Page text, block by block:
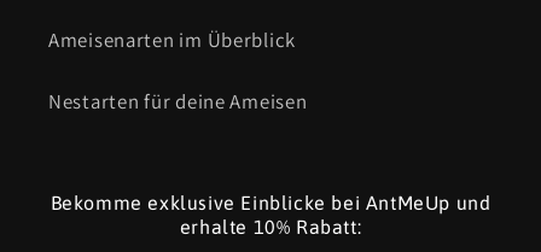
Ameisenarten im Überblick
Nestarten für deine Ameisen
Bekomme exklusive Einblicke bei AntMeUp und
erhalte 10% Rabatt: